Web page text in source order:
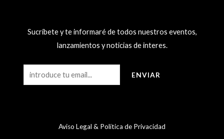
Sucríbete y te informaré de todos nuestros eventos,
lanzamientos y noticias de interes.
Aviso Legal & Política de Privacidad